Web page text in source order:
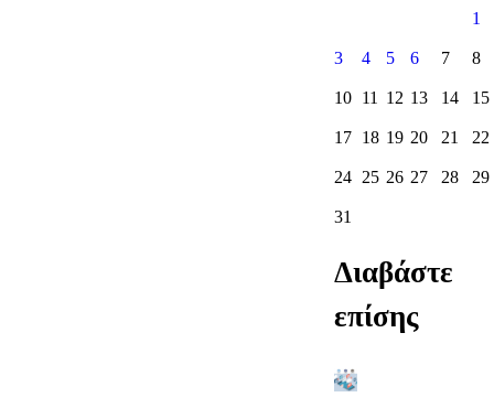
1
3 4 5 6 7 8
10 11 12 13 14 15
17 18 19 20 21 22
24 25 26 27 28 29
31
Διαβάστε
επίσης